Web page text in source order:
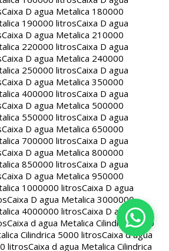
Caixa D agua Metalica 180000
190000 litrosCaixa D agua
Caixa D agua Metalica 210000
220000 litrosCaixa D agua
Caixa D agua Metalica 240000
250000 litrosCaixa D agua
Caixa D agua Metalica 350000
400000 litrosCaixa D agua
Caixa D agua Metalica 500000
550000 litrosCaixa D agua
Caixa D agua Metalica 650000
700000 litrosCaixa D agua
Caixa D agua Metalica 800000
850000 litrosCaixa D agua
Caixa D agua Metalica 950000
1000000 litrosCaixa D agua
Caixa D agua Metalica 3000000
4000000 litrosCaixa D agua
Caixa d agua Metalica Cilindrica 2000
Cilindrica 5000 litrosCaixa d agua
litrosCaixa d agua Metalica Cilindrica